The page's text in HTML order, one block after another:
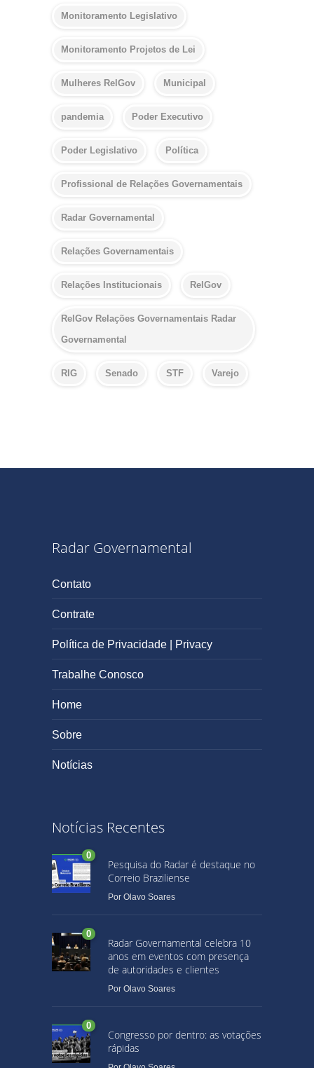
Monitoramento Legislativo
Monitoramento Projetos de Lei
Mulheres RelGov Municipal
pandemia Poder Executivo
Poder Legislativo Política
Profissional de Relações Governamentais
Radar Governamental
Relações Governamentais
Relações Institucionais RelGov
RelGov Relações Governamentais Radar
Governamental
RIG Senado STF Varejo
Radar Governamental
Contato
Contrate
Política de Privacidade | Privacy
Trabalhe Conosco
Home
Sobre
Notícias
Notícias Recentes
0
Pesquisa do Radar é destaque no
Correio Braziliense
Por Olavo Soares
0
Radar Governamental celebra 10
anos em eventos com presença
de autoridades e clientes
Por Olavo Soares
0
Congresso por dentro: as votações
rápidas